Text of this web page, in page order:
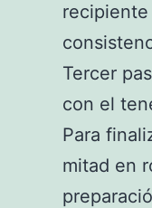
Tercer
con el
Para
mitad en